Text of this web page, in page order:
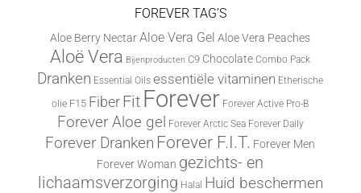
FOREVER TAG’S
Aloe Berry Nectar Aloe Vera Gel Aloe Vera Peaches
Aloë Vera Bijenproducten C9 Chocolate Combo Pack
Dranken Essential Oils essentiële vitaminen Etherische
olie F15 FiberFit Forever Forever Active Pro-B
Forever Aloe gel Forever Arctic Sea Forever Daily
Forever Dranken Forever F.I.T. Forever Men
Forever Woman gezichts- en
lichaamsverzorging Halal Huid beschermen